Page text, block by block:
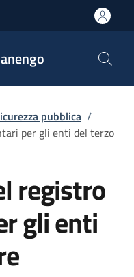
pubblica /
per gli enti del terzo
registro
gli enti